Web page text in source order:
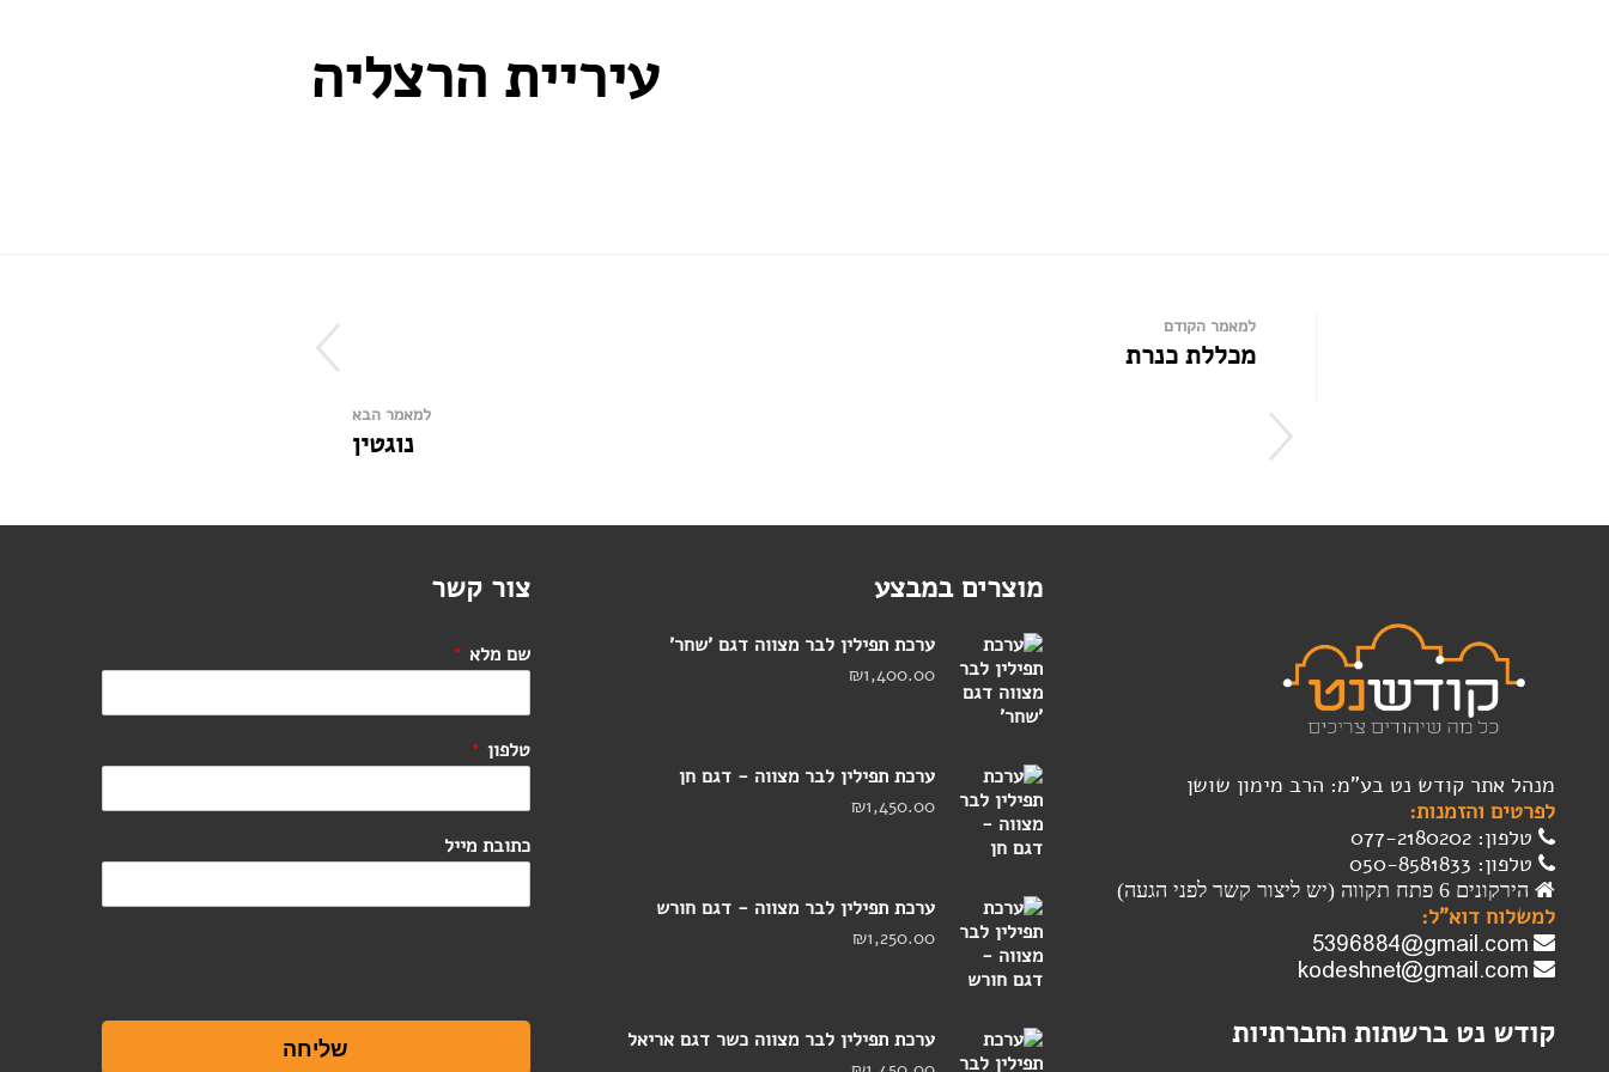
עיריית הרצליה
למאמר הקודם
מכללת כנרת
למאמר הבא
נוגטין
צור קשר
שם מלא *
טלפון *
כתובת מייל
שליחה
מוצרים במבצע
ערכת תפילין לבר מצווה דגם 'שחר'
₪1,400.00
ערכת תפילין לבר מצווה - דגם חן
₪1,450.00
ערכת תפילין לבר מצווה - דגם חורש
₪1,250.00
ערכת תפילין לבר מצווה כשר דגם אריאל
מנהל אתר קודש נט בע"מ: הרב מימון שושן
לפרטים והזמנות:
טלפון: 077-2180202
טלפון: 050-8581833
הירקונים 6 פתח תקווה (יש ליצור קשר לפני הגעה)
למשלוח דוא"ל:
קודש נט ברשתות החברתיות